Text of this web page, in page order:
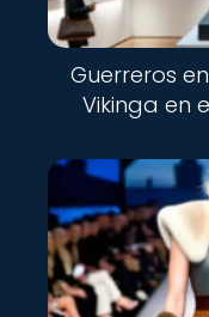
Guerreros
Vikinga en